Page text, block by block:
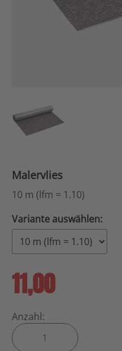
Malervlies
10 m (lfm = 1.10)
Variante auswählen:
11,00
Anzahl: